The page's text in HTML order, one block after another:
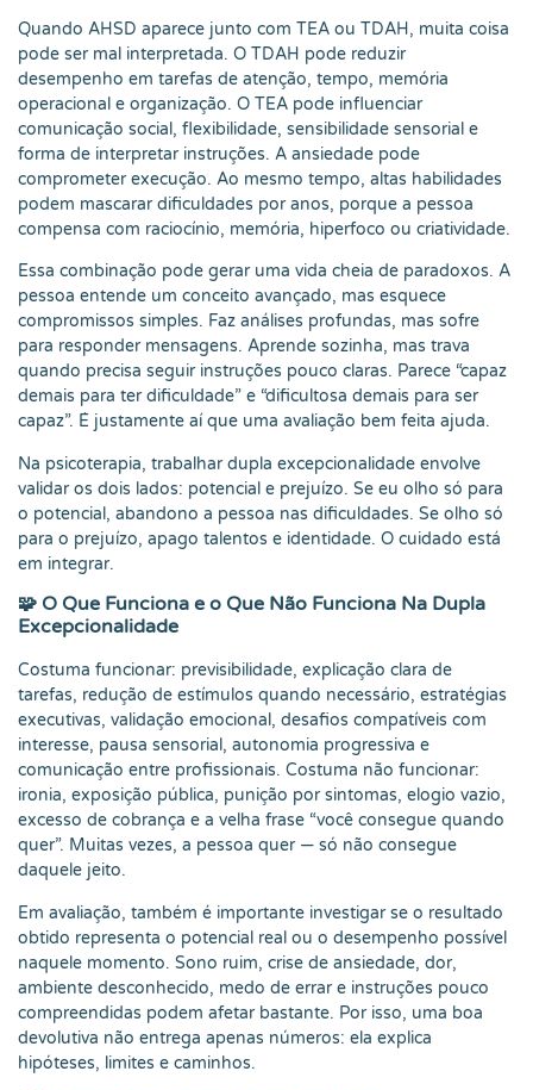
Quando AHSD aparece junto com TEA ou TDAH, muita coisa
pode ser mal interpretada. O TDAH pode reduzir
desempenho em tarefas de atenção, tempo, memória
operacional e organização. O TEA pode influenciar
comunicação social, flexibilidade, sensibilidade sensorial e
forma de interpretar instruções. A ansiedade pode
comprometer execução. Ao mesmo tempo, altas habilidades
podem mascarar dificuldades por anos, porque a pessoa
compensa com raciocínio, memória, hiperfoco ou criatividade.
Essa combinação pode gerar uma vida cheia de paradoxos. A
pessoa entende um conceito avançado, mas esquece
compromissos simples. Faz análises profundas, mas sofre
para responder mensagens. Aprende sozinha, mas trava
quando precisa seguir instruções pouco claras. Parece “capaz
demais para ter dificuldade” e “dificultosa demais para ser
capaz”. É justamente aí que uma avaliação bem feita ajuda.
Na psicoterapia, trabalhar dupla excepcionalidade envolve
validar os dois lados: potencial e prejuízo. Se eu olho só para
o potencial, abandono a pessoa nas dificuldades. Se olho só
para o prejuízo, apago talentos e identidade. O cuidado está
em integrar.
🧩 O Que Funciona e o Que Não Funciona Na Dupla
Excepcionalidade
Costuma funcionar: previsibilidade, explicação clara de
tarefas, redução de estímulos quando necessário, estratégias
executivas, validação emocional, desafios compatíveis com
interesse, pausa sensorial, autonomia progressiva e
comunicação entre profissionais. Costuma não funcionar:
ironia, exposição pública, punição por sintomas, elogio vazio,
excesso de cobrança e a velha frase “você consegue quando
quer”. Muitas vezes, a pessoa quer — só não consegue
daquele jeito.
Em avaliação, também é importante investigar se o resultado
obtido representa o potencial real ou o desempenho possível
naquele momento. Sono ruim, crise de ansiedade, dor,
ambiente desconhecido, medo de errar e instruções pouco
compreendidas podem afetar bastante. Por isso, uma boa
devolutiva não entrega apenas números: ela explica
hipóteses, limites e caminhos.